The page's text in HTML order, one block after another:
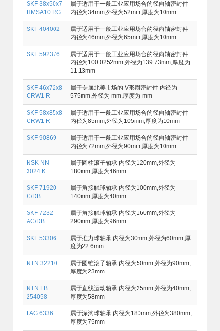
SKF 38x50x7
HMSA10 RG
属于适用于一般工业应用场合的径向轴密封件
内径为34mm,外径为52mm,厚度为10mm
SKF 404002
属于适用于一般工业应用场合的径向轴密封件
内径为46mm,外径为65mm,厚度为10mm
SKF 592376
属于适用于一般工业应用场合的径向轴密封件
内径为100.0252mm,外径为139.73mm,厚度为
11.13mm
SKF 46x72x8
CRW1 R
属于专属北美市场的 V形圈密封件 内径为
575mm,外径为-mm,厚度为-mm
SKF 58x85x8
CRW1 R
属于适用于一般工业应用场合的径向轴密封件
内径为85mm,外径为105mm,厚度为10mm
SKF 90869
属于适用于一般工业应用场合的径向轴密封件
内径为72mm,外径为90mm,厚度为10mm
NSK NN
3024 K
属于圆柱滚子轴承 内径为120mm,外径为
180mm,厚度为46mm
SKF 71920
C/DB
属于角接触球轴承 内径为100mm,外径为
140mm,厚度为40mm
SKF 7232
AC/DB
属于角接触球轴承 内径为160mm,外径为
290mm,厚度为96mm
SKF 53306
属于推力球轴承 内径为30mm,外径为60mm,厚
度为22.6mm
NTN 32210
属于圆锥滚子轴承 内径为50mm,外径为90mm,
厚度为23mm
NTN LB
254058
属于直线运动轴承 内径为25mm,外径为40mm,
厚度为58mm
FAG 6336
属于深沟球轴承 内径为180mm,外径为380mm,
厚度为75mm